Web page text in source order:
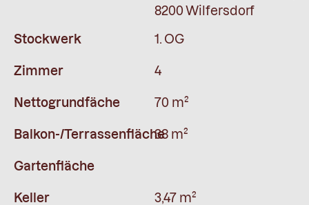
8200 Wilfersdorf
Stockwerk 1. OG
Zimmer 4
Nettogrundfäche 70 m²
Balkon-/Terrassenfläche38 m²
Gartenfläche
Keller 3,47 m²